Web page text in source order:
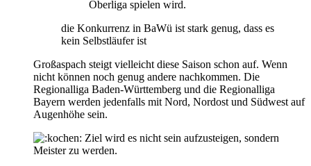
Oberliga spielen wird.
die Konkurrenz in BaWü ist stark genug, dass es
kein Selbstläufer ist
Großaspach steigt vielleicht diese Saison schon auf. Wenn
nicht können noch genug andere nachkommen. Die
Regionalliga Baden-Württemberg und die Regionalliga
Bayern werden jedenfalls mit Nord, Nordost und Südwest auf
Augenhöhe sein.
Ziel wird es nicht sein aufzusteigen, sondern
Meister zu werden.